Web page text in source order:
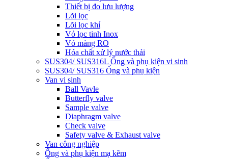
Thiết bị đo lưu lượng
Lõi lọc
Lõi lọc khí
Vỏ lọc tinh Inox
Vỏ màng RO
Hóa chất xử lý nước thải
SUS304/ SUS316L Ống và phụ kiện vi sinh
SUS304/ SUS316 Ống và phụ kiện
Van vi sinh
Ball Vavle
Butterfly valve
Sample valve
Diaphragm valve
Check valve
Safety valve & Exhaust valve
Van công nghiệp
Ống và phụ kiện mạ kẽm